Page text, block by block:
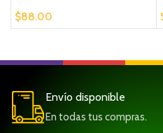
$88.00
Envío disponible
En todas tus compras.